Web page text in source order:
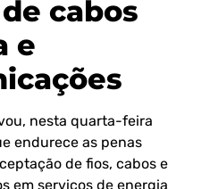
cabos
e
nesta quarta-feira
endurece as penas
de fios, cabos e
em serviços de energia